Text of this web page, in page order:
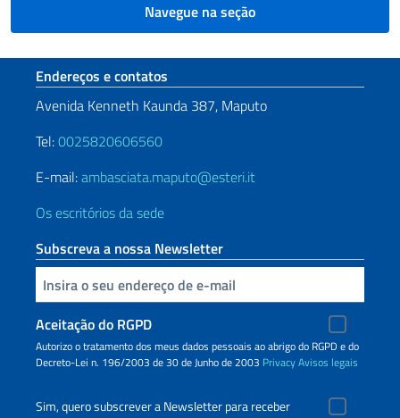
Navegue na seção
Seção de rodapé
Endereços e contatos
Avenida Kenneth Kaunda 387, Maputo
Tel:0025820606560
E-mail:ambasciata.maputo@esteri.it
Os escritórios da sede
Subscreva a nossa Newsletter
Inserisci la tua email
Aceitação do RGPD
Autorizo o tratamento dos meus dados pessoais ao abrigo do RGPD e do
Decreto-Lei n. 196/2003 de 30 de Junho de 2003 PrivacyAvisos legais
Sim, quero subscrever a Newsletter para receber